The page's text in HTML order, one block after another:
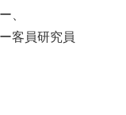
、
客員研究員